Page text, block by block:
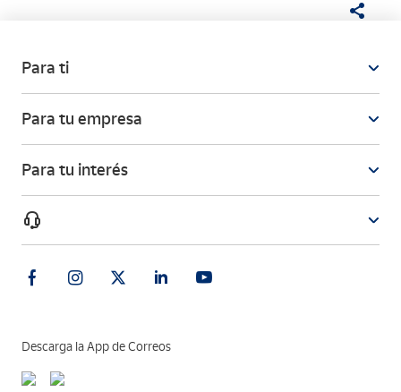
Para ti
Para tu empresa
Para tu interés
Descarga la App de Correos